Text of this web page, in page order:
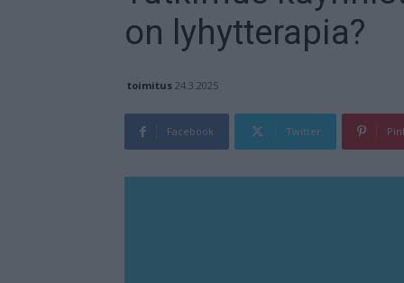
on lyhytterapia?
toimitus 24.3.2025
Facebook Twitter